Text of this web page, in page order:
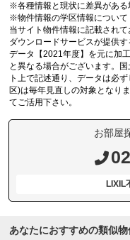
※各種情報と現状に差異がある
※物件情報の学区情報について
当サイト物件情報に記載され
ダウンロードサービスが提供
データ【2021年度】を元に加
と異なる場合がございます。
ト上で記述通り、データは必
区)は毎年見直しの対象となり
てご活用下さい。
お部屋
LIXIL
あなたにおすすめの類似物